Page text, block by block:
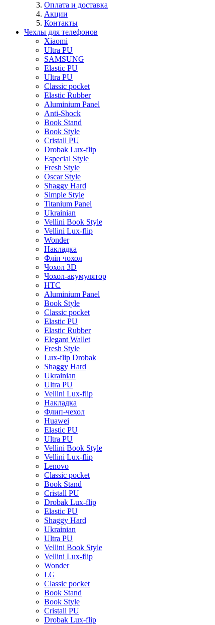
Оплата и доставка
Акции
Контакты
Чехлы для телефонов
Xiaomi
Ultra PU
SAMSUNG
Elastic PU
Ultra PU
Classic pocket
Elastic Rubber
Aluminium Panel
Anti-Shock
Book Stand
Book Style
Cristall PU
Drobak Lux-flip
Especial Style
Fresh Style
Oscar Style
Shaggy Hard
Simple Style
Titanium Panel
Ukrainian
Vellini Book Style
Vellini Lux-flip
Wonder
Накладка
Фліп чохол
Чохол 3D
Чохол-акумулятор
HTC
Aluminium Panel
Book Style
Classic pocket
Elastic PU
Elastic Rubber
Elegant Wallet
Fresh Style
Lux-flip Drobak
Shaggy Hard
Ukrainian
Ultra PU
Vellini Lux-flip
Накладка
Флип-чехол
Huawei
Elastic PU
Ultra PU
Vellini Book Style
Vellini Lux-flip
Lenovo
Classic pocket
Book Stand
Cristall PU
Drobak Lux-flip
Elastic PU
Shaggy Hard
Ukrainian
Ultra PU
Vellini Book Style
Vellini Lux-flip
Wonder
LG
Classic pocket
Book Stand
Book Style
Cristall PU
Drobak Lux-flip